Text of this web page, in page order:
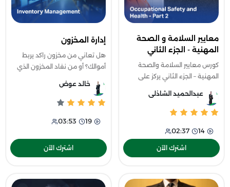
معايير السلامة و الصحة
المهنية - الجزء الثاني
كورس معايير السلامة والصحة
المهنية – الجزء الثاني يركز على
أعلى مستويات الالتزام بإجراءات
السلامة.
عبدالحميد الشاذلى
14
02:37
اشترك الآن
إدارة المخزون
هل تعاني من مخزون راكد يربط
أموالك؟ أو من نفاد المخزون الذي
إدارة المخزون دليلك الشامل
لتحويل (إدارة المخزون) من مهمة
خالد عوض
19
03:53
اشترك الآن